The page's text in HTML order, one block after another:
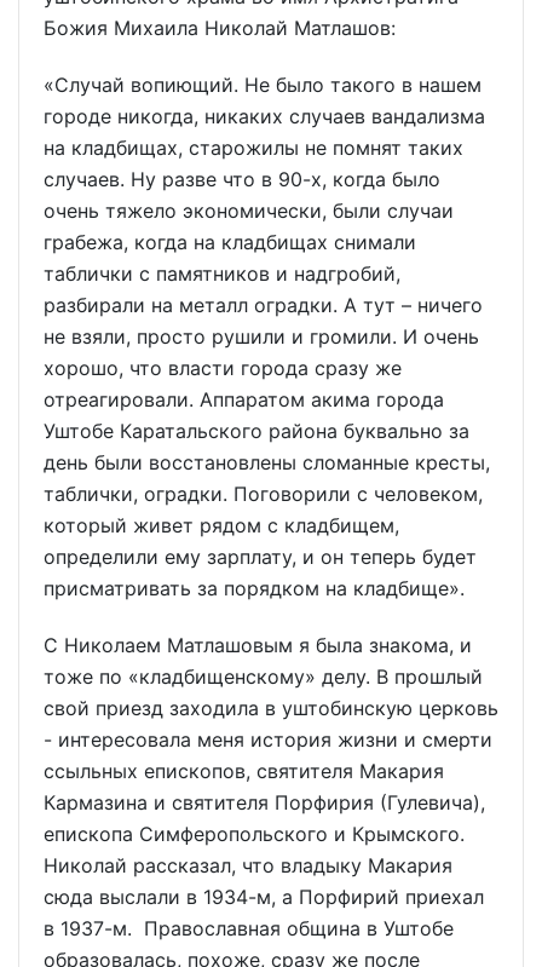
Божия Михаила Николай Матлашов:
«Случай вопиющий. Не было такого в нашем
городе никогда, никаких случаев вандализма
на кладбищах, старожилы не помнят таких
случаев. Ну разве что в 90-х, когда было
очень тяжело экономически, были случаи
грабежа, когда на кладбищах снимали
таблички с памятников и надгробий,
разбирали на металл оградки. А тут – ничего
не взяли, просто рушили и громили. И очень
хорошо, что власти города сразу же
отреагировали. Аппаратом акима города
Уштобе Каратальского района буквально за
день были восстановлены сломанные кресты,
таблички, оградки. Поговорили с человеком,
который живет рядом с кладбищем,
определили ему зарплату, и он теперь будет
присматривать за порядком на кладбище».
С Николаем Матлашовым я была знакома, и
тоже по «кладбищенскому» делу. В прошлый
свой приезд заходила в уштобинскую церковь
- интересовала меня история жизни и смерти
ссыльных епископов, святителя Макария
Кармазина и святителя Порфирия (Гулевича),
епископа Симферопольского и Крымского.
Николай рассказал, что владыку Макария
сюда выслали в 1934-м, а Порфирий приехал
в 1937-м. Православная община в Уштобе
образовалась, похоже, сразу же после